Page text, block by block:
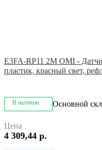
E3FA-RP11 2M OMI -
пластик, красный свет,
В наличии Основной
Цена
4 309,44 р.